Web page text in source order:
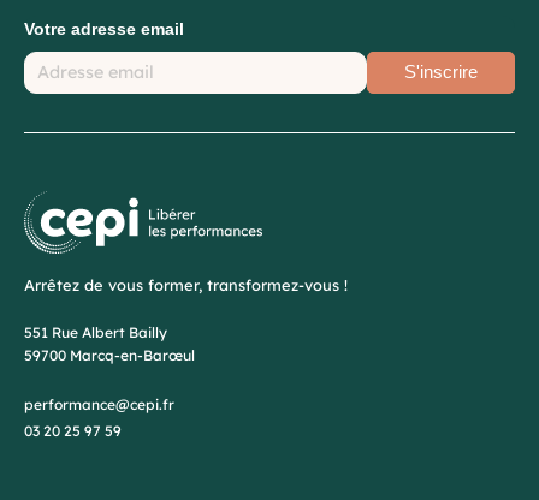
Votre adresse email
S'inscrire
Arrêtez de vous former, transformez-vous !
551 Rue Albert Bailly
59700 Marcq-en-Barœul
performance@cepi.fr
03 20 25 97 59